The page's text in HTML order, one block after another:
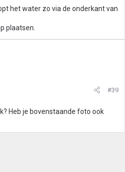
het water zo via de onderkant van
plaatsen.
#39
Heb je bovenstaande foto ook